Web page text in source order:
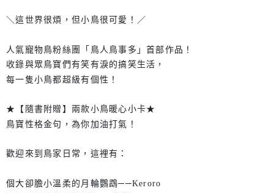
＼這世界很煩，但小鳥很可愛！／
人氣寵物鳥粉絲團「鳥人鳥事多」首部作品！
收錄與眾鳥寶們有笑有淚的搞笑生活，
每一隻小鳥都超級有個性！
★【隨書附贈】兩款小鳥暖心小卡★
鳥寶性格金句，為你加油打氣！
歡迎來到鳥家日常，這裡有：
個大卻膽小溫柔的月輪鸚鵡──Keroro